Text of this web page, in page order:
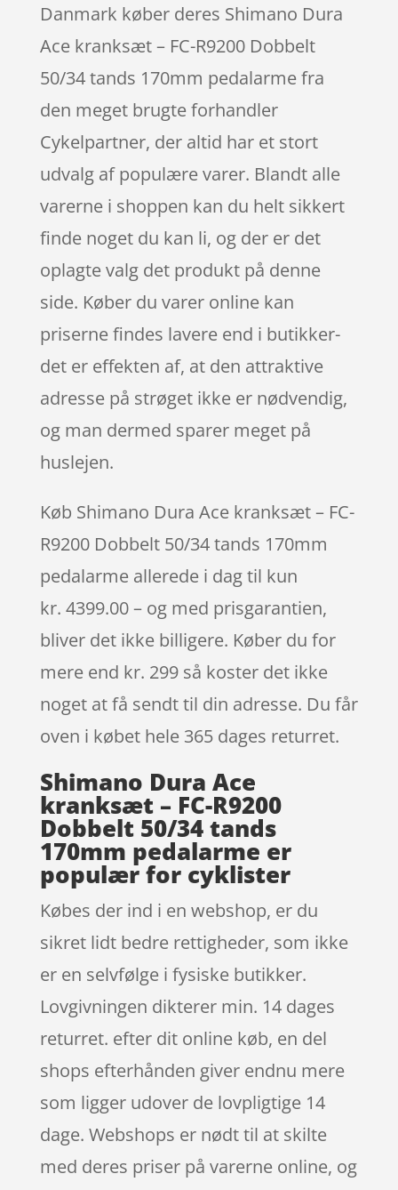
Danmark køber deres Shimano Dura
Ace kranksæt – FC-R9200 Dobbelt
50/34 tands 170mm pedalarme fra
den meget brugte forhandler
Cykelpartner, der altid har et stort
udvalg af populære varer. Blandt alle
varerne i shoppen kan du helt sikkert
finde noget du kan li, og der er det
oplagte valg det produkt på denne
side. Køber du varer online kan
priserne findes lavere end i butikker-
det er effekten af, at den attraktive
adresse på strøget ikke er nødvendig,
og man dermed sparer meget på
huslejen.
Køb Shimano Dura Ace kranksæt – FC-
R9200 Dobbelt 50/34 tands 170mm
pedalarme allerede i dag til kun
kr. 4399.00 – og med prisgarantien,
bliver det ikke billigere. Køber du for
mere end kr. 299 så koster det ikke
noget at få sendt til din adresse. Du får
oven i købet hele 365 dages returret.
Shimano Dura Ace
kranksæt – FC-R9200
Dobbelt 50/34 tands
170mm pedalarme er
populær for cyklister
Købes der ind i en webshop, er du
sikret lidt bedre rettigheder, som ikke
er en selvfølge i fysiske butikker.
Lovgivningen dikterer min. 14 dages
returret. efter dit online køb, en del
shops efterhånden giver endnu mere
som ligger udover de lovpligtige 14
dage. Webshops er nødt til at skilte
med deres priser på varerne online, og